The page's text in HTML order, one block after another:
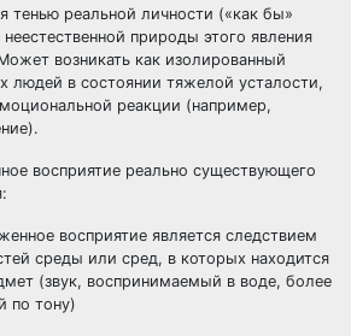
тенью реальной личности («как бы»
природы этого явления
возникать как изолированный
людей в состоянии тяжелой усталости,
реакции (например,
восприятие реально существующего
восприятие является следствием
среды или сред, в которых находится
(звук, воспринимаемый в воде, более
по тону)